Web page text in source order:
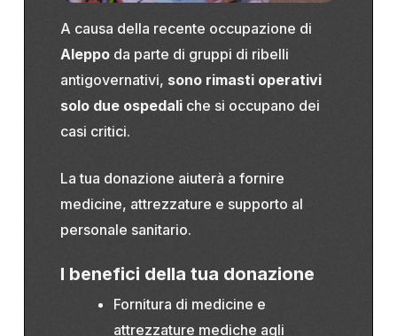
A causa della recente occupazione di
Aleppo da parte di gruppi di ribelli
antigovernativi, sono rimasti operativi
solo due ospedali che si occupano dei
casi critici.
La tua donazione aiuterà a fornire
medicine, attrezzature e supporto al
personale sanitario.
I benefici della tua donazione
Fornitura di medicine e
attrezzature mediche agli